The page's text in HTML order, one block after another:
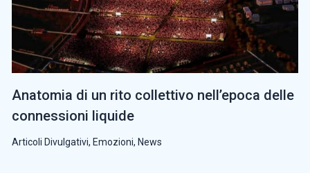
Anatomia di un rito collettivo nell’epoca delle
connessioni liquide
Articoli Divulgativi, Emozioni, News